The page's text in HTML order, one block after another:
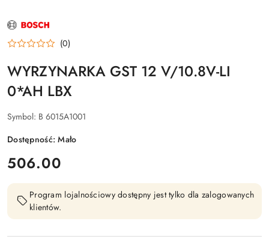
NAZWA
PRODUCENTA:
BOSCH (0)
WYRZYNARKA GST 12 V/10.8V-LI
0*AH LBX
Symbol: B 6015A1001
Dostępność:Mało
cena:
506.00
Program lojalnościowy dostępny jest tylko dla zalogowanych
klientów.